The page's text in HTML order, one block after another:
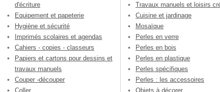
d'écriture
Equipement et papeterie
Hygiène et sécurité
Imprimés scolaires et agendas
Cahiers - copies - classeurs
Papiers et cartons pour dessins et
travaux manuels
Couper -découper
Coller
Travaux manuels et loisirs
Cuisine et jardinage
Mosaïque
Perles en verre
Perles en bois
Perles en plastique
Perles spécifiques
Perles : les accessoires
Objets à décorer